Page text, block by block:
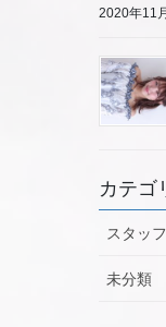
2020年11
カテゴ
スタッ
未分類